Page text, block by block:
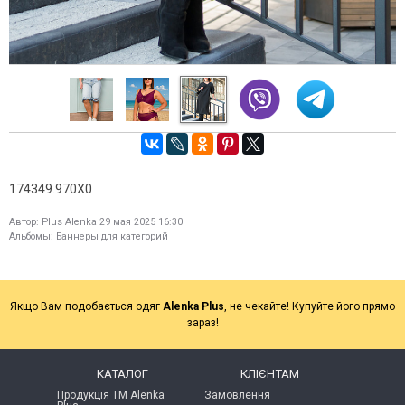
174349.970X0
Автор: Plus Alenka 29 мая 2025 16:30
Альбомы: Баннеры для категорий
Якщо Вам подобається одяг Alenka Plus, не чекайте! Купуйте його прямо
зараз!
КАТАЛОГ
Продукція ТМ Alenka
КЛІЄНТАМ
Замовлення